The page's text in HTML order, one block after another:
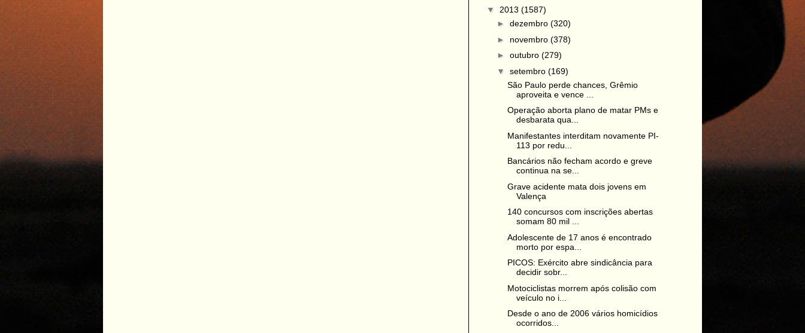
▼ 2013 (1587)
► dezembro (320)
► novembro (378)
► outubro (279)
▼ setembro (169)
São Paulo perde chances, Grêmio
aproveita e vence ...
Operação aborta plano de matar PMs e
desbarata qua...
Manifestantes interditam novamente PI-
113 por redu...
Bancários não fecham acordo e greve
continua na se...
Grave acidente mata dois jovens em
Valença
140 concursos com inscrições abertas
somam 80 mil ...
Adolescente de 17 anos é encontrado
morto por espa...
PICOS: Exército abre sindicância para
decidir sobr...
Motociclistas morrem após colisão com
veículo no i...
Desde o ano de 2006 vários homicídios
ocorridos...